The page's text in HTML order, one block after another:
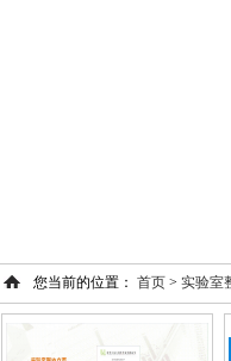
您当前的位置： 首页 > 实验室